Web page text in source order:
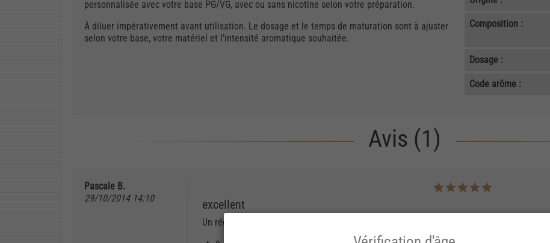
personnalisée avec votre base PG/VG, avec ou sans nicotine selon votre préparation.
À diluer impérativement avant utilisation. Le dosage et le temps de maturation sont à ajuster
selon votre base, votre matériel et l’intensité aromatique souhaitée.
Composition :
Dosage :
Code arôme :
Avis (1)
Pascale B.
29/10/2014 14:10
excellent
Un régal pour mes papilles ! Une saveur de biscuit nature sans arrière goût de beurre ou